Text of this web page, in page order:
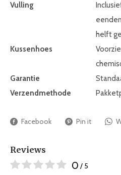
Vulling
helft
Kussenhoes
Garantie
Verzendmethode
Facebook Pin it
Reviews
0 / 5